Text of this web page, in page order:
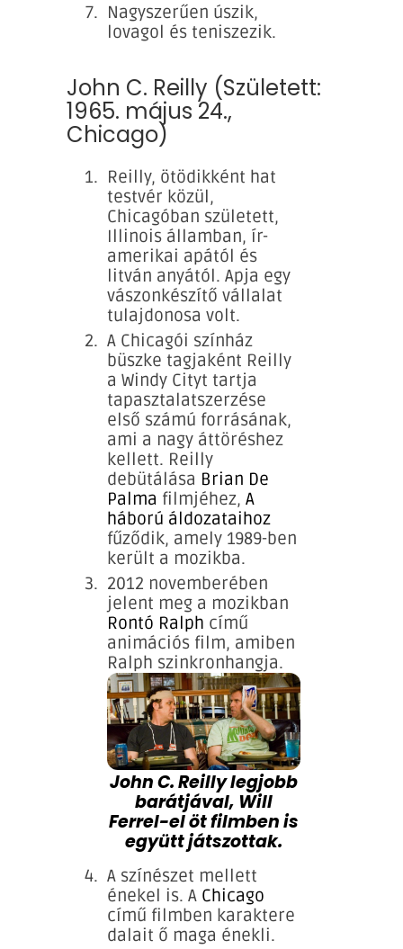
Nagyszerűen úszik,
lovagol és teniszezik.
John C. Reilly (Született:
1965. május 24.,
Chicago)
Reilly, ötödikként hat
testvér közül,
Chicagóban született,
Illinois államban, ír-
amerikai apától és
litván anyától. Apja egy
vászonkészítő vállalat
tulajdonosa volt.
A Chicagói színház
büszke tagjaként Reilly
a Windy Cityt tartja
tapasztalatszerzése
első számú forrásának,
ami a nagy áttöréshez
kellett. Reilly
debütálása Brian De
Palma filmjéhez, A
háború áldozataihoz
fűződik, amely 1989-ben
került a mozikba.
2012 novemberében
jelent meg a mozikban
Rontó Ralph című
animációs film, amiben
Ralph szinkronhangja.
John C. Reilly legjobb
barátjával, Will
Ferrel-el öt filmben is
együtt játszottak.
A színészet mellett
énekel is. A Chicago
című filmben karaktere
dalait ő maga énekli.